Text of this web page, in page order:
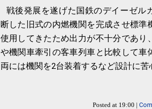
戦後発展を遂げた国鉄のデイーゼル
断した旧式の内燃機関を完成させ標準
使用してきたため出力が不十分であり
や機関車牽引の客車列車と比較して車
両には機関を2台装着するなど設計に苦
Posted at 19:00 |